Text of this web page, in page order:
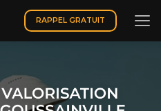
RAPPEL GRATUIT